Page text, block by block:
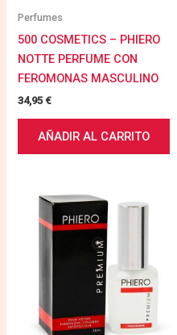
Perfumes
500 COSMETICS – PHIERO
NOTTE PERFUME CON
FEROMONAS MASCULINO
34,95€
AÑADIR AL CARRITO